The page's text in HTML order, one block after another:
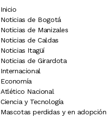
Inicio
Noticias de Bogotá
Noticias de Manizales
Noticias de Caldas
Noticias Itagüí
Noticias de Girardota
Internacional
Economía
Atlético Nacional
Ciencia y Tecnología
Mascotas perdidas y en adopción